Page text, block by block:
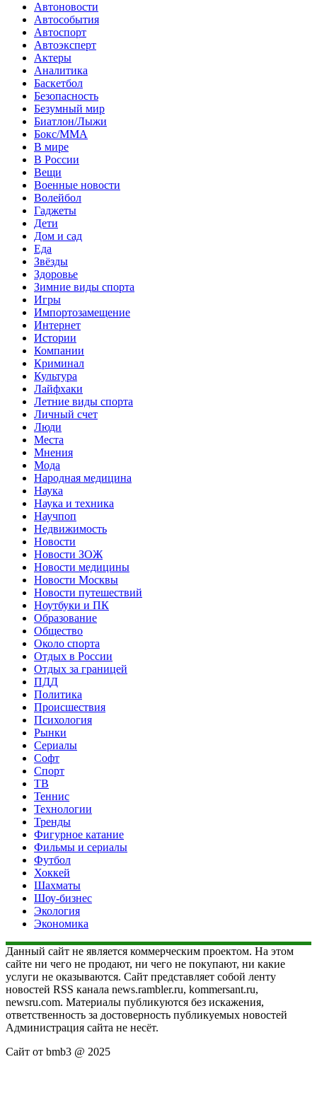
Автоновости
Автособытия
Автоспорт
Автоэксперт
Актеры
Аналитика
Баскетбол
Безопасность
Безумный мир
Биатлон/Лыжи
Бокс/MMA
В мире
В России
Вещи
Военные новости
Волейбол
Гаджеты
Дети
Дом и сад
Еда
Звёзды
Здоровье
Зимние виды спорта
Игры
Импортозамещение
Интернет
Истории
Компании
Криминал
Культура
Лайфхаки
Летние виды спорта
Личный счет
Люди
Места
Мнения
Мода
Народная медицина
Наука
Наука и техника
Научпоп
Недвижимость
Новости
Новости ЗОЖ
Новости медицины
Новости Москвы
Новости путешествий
Ноутбуки и ПК
Образование
Общество
Около спорта
Отдых в России
Отдых за границей
ПДД
Политика
Происшествия
Психология
Рынки
Сериалы
Софт
Спорт
ТВ
Теннис
Технологии
Тренды
Фигурное катание
Фильмы и сериалы
Футбол
Хоккей
Шахматы
Шоу-бизнес
Экология
Экономика
Данный сайт не является коммерческим проектом. На этом
сайте ни чего не продают, ни чего не покупают, ни какие
услуги не оказываются. Сайт представляет собой ленту
новостей RSS канала news.rambler.ru, kommersant.ru,
newsru.com. Материалы публикуются без искажения,
ответственность за достоверность публикуемых новостей
Администрация сайта не несёт.
Сайт от bmb3 @ 2025